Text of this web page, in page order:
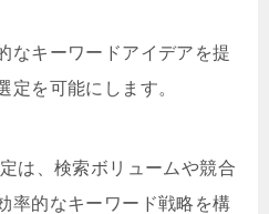
なキーワードアイデアを提
定を可能にします。
は、検索ボリュームや競合
率的なキーワード戦略を構